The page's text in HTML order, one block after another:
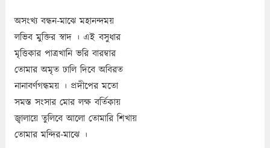
অসংখ্য বন্ধন-মাঝে মহানন্দময়
লভিব মুক্তির স্বাদ । এই বসুধার
মৃত্তিকার পাত্রখানি ভরি বারম্বার
তোমার অমৃত ঢালি দিবে অবিরত
নানাবর্ণগন্ধময় । প্রদীপের মতো
সমস্ত সংসার মোর লক্ষ বর্তিকায়
জ্বালায়ে তুলিবে আলো তোমারি শিখায়
তোমার মন্দির-মাঝে ।